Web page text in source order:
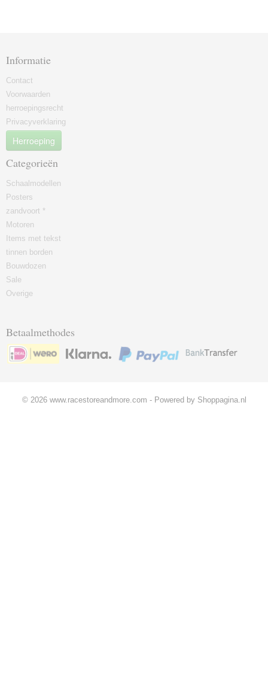
Informatie
Contact
Voorwaarden
herroepingsrecht
Privacyverklaring
Herroeping
Categorieën
Schaalmodellen
Posters
zandvoort *
Motoren
Items met tekst
tinnen borden
Bouwdozen
Sale
Overige
Betaalmethodes
© 2026 www.racestoreandmore.com - Powered by Shoppagina.nl